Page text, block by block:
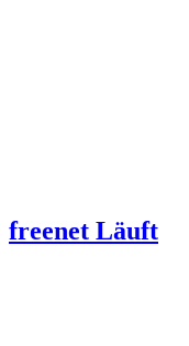
freenet Läuft